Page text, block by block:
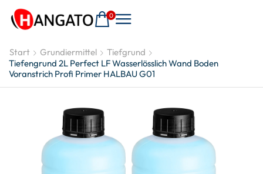
0
Start Grundiermittel
Tiefgrund
Tiefengrund 2L Perfect LF Wasserlösslich Wand Boden
Voranstrich Profi Primer HALBAU G01